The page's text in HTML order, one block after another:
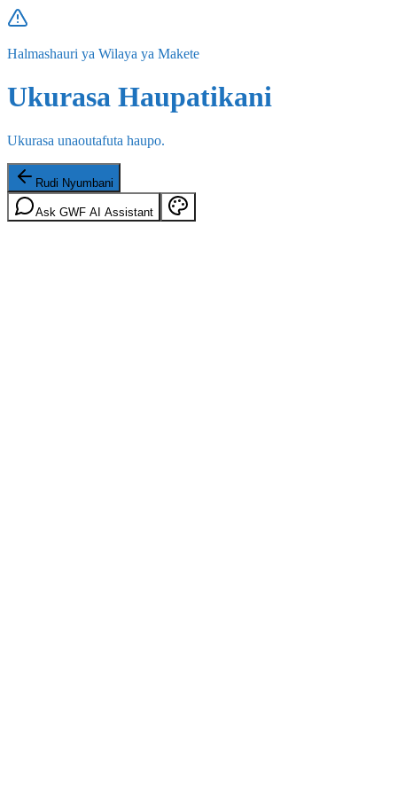
Halmashauri ya Wilaya ya Makete
Ukurasa Haupatikani
Ukurasa unaoutafuta haupo.
Rudi Nyumbani
Ask GWF AI Assistant